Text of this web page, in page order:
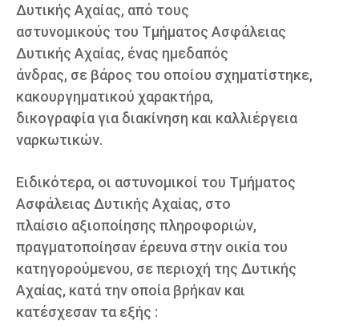
Δυτικής Αχαίας, από τους
αστυνομικούς του Τμήματος Ασφάλειας
Δυτικής Αχαίας, ένας ημεδαπός
άνδρας, σε βάρος του οποίου σχηματίστηκε,
κακουργηματικού χαρακτήρα,
δικογραφία για διακίνηση και καλλιέργεια
ναρκωτικών.
Ειδικότερα, οι αστυνομικοί του Τμήματος
Ασφάλειας Δυτικής Αχαίας, στο
πλαίσιο αξιοποίησης πληροφοριών,
πραγματοποίησαν έρευνα στην οικία του
κατηγορούμενου, σε περιοχή της Δυτικής
Αχαίας, κατά την οποία βρήκαν και
κατέσχεσαν τα εξής :